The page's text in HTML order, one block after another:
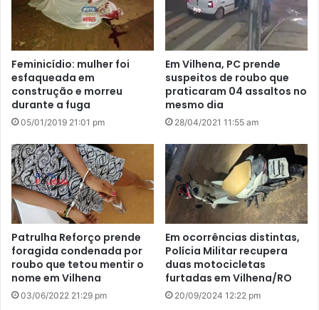
Feminicídio: mulher foi
esfaqueada em
construção e morreu
durante a fuga
05/01/2019 21:01 pm
Em Vilhena, PC prende
suspeitos de roubo que
praticaram 04 assaltos no
mesmo dia
28/04/2021 11:55 am
Patrulha Reforço prende
foragida condenada por
roubo que tetou mentir o
nome em Vilhena
03/06/2022 21:29 pm
Em ocorrências distintas,
Polícia Militar recupera
duas motocicletas
furtadas em Vilhena/RO
20/09/2024 12:22 pm